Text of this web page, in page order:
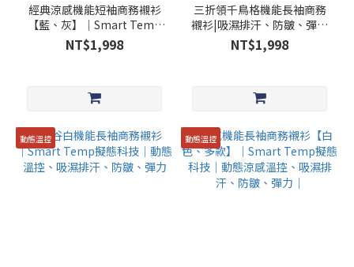
經典涼感機能短袖商務襯衫
【藍、灰】│Smart Temp
擬態科技│動態涼感控溫、
吸濕排汗、防皺、除臭、彈
NT$1,998
三折領千鳥格機能長袖商務
襯衫|吸濕排汗、防皺、彈力
布料
NT$1,998
動態溫控 動態溫控